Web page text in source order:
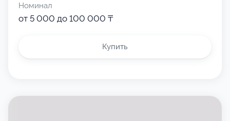
Номинал
от 5 000 до 100 000 ₸
Купить